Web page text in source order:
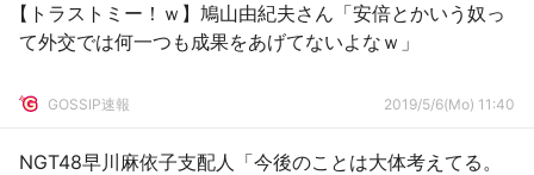
【トラストミー！ｗ】鳩山由紀夫さん「安倍とかいう奴っ
て外交では何一つも成果をあげてないよなｗ」
GOSSIP速報 2019/5/6(Mo) 11:40
NGT48早川麻依子支配人「今後のことは大体考えてる。